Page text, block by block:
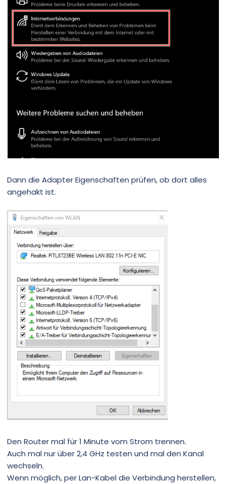
Dann die Adapter Eigenschaften prüfen, ob dort alles
angehakt ist.
Den Router mal für 1 Minute vom Strom trennen.
Auch mal nur über 2,4 GHz testen und mal den Kanal
wechseln.
Wenn möglich, per Lan-Kabel die Verbindung herstellen,